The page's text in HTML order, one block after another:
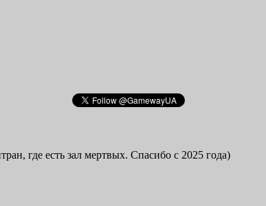
где есть зал мертвых. Спасибо с 2025 года)